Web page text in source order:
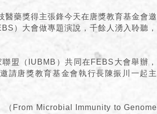
醫藥獎得主張鋒今天在唐獎教育基金會邀
）大會做專題演說，千餘人湧入聆聽，
盟（IUBMB）共同在FEBS大會舉辦，
請唐獎教育基金會執行長陳振川一起主
（From Microbial Immunity to Genome